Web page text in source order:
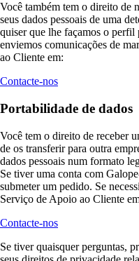
Você também tem o direito de
seus dados pessoais de uma
quiser que lhe façamos o
enviemos comunicações de
ao Cliente em:
Contacte-nos
Portabilidade de dados
Você tem o direito de receber
de os transferir para outra
dados pessoais num formato
Se tiver uma conta com
submeter um pedido. Se
Serviço de Apoio ao Cliente
Contacte-nos
Se tiver quaisquer perguntas,